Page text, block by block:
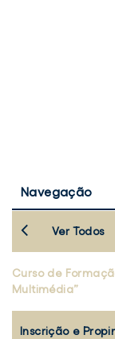
Navegação
Ver Todos
Curso de
Multimédia”
Inscrição e